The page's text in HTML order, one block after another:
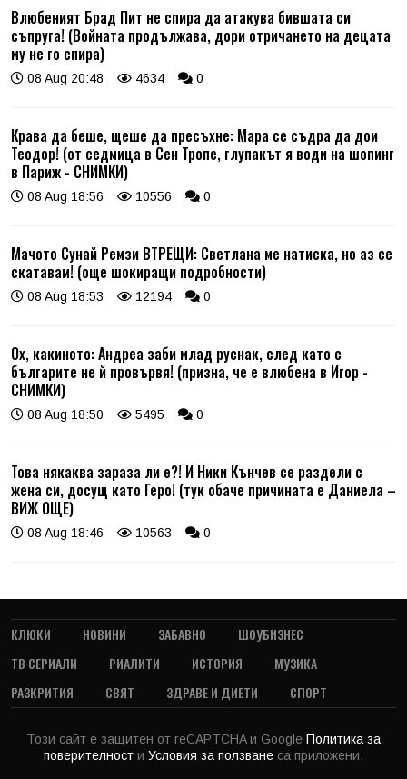
Влюбеният Брад Пит не спира да атакува бившата си
съпруга! (Войната продължава, дори отричането на децата
му не го спира)
08 Aug 20:48 4634 0
Крава да беше, щеше да пресъхне: Мара се съдра да дои
Теодор! (от седмица в Сен Тропе, глупакът я води на шопинг
в Париж - СНИМКИ)
08 Aug 18:56 10556 0
Мачото Сунай Ремзи ВТРЕЩИ: Светлана ме натиска, но аз се
скатавам! (още шокиращи подробности)
08 Aug 18:53 12194 0
Ох, какиното: Андреа заби млад руснак, след като с
българите не й провървя! (призна, че е влюбена в Игор -
СНИМКИ)
08 Aug 18:50 5495 0
Това някаква зараза ли е?! И Ники Кънчев се раздели с
жена си, досущ като Геро! (тук обаче причината е Даниела –
ВИЖ ОЩЕ)
08 Aug 18:46 10563 0
КЛЮКИ НОВИНИ ЗАБАВНО
ШОУБИЗНЕС
ТВ СЕРИАЛИ
РИАЛИТИ ИСТОРИЯ
МУЗИКА
РАЗКРИТИЯ
СВЯТ ЗДРАВЕ И ДИЕТИ СПОРТ
Този сайт е защитен от reCAPTCHA и Google Политика за
поверителност и Условия за ползване са приложени.